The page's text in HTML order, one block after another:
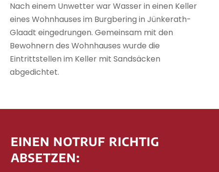
Nach einem Unwetter war Wasser in einen Keller
eines Wohnhauses im Burgbering in Jünkerath-
Glaadt eingedrungen. Gemeinsam mit den
Bewohnern des Wohnhauses wurde die
Eintrittstellen im Keller mit Sandsäcken
abgedichtet.
EINEN NOTRUF RICHTIG
ABSETZEN: